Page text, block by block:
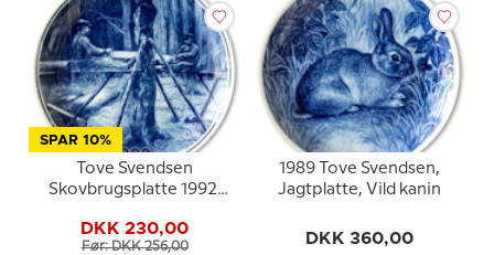
SPAR 10%
Tove Svendsen
Skovbrugsplatte 1992,
DKK 230,00
Før: DKK 256,00
1989 Tove Svendsen,
Jagtplatte, Vild kanin
DKK 360,00